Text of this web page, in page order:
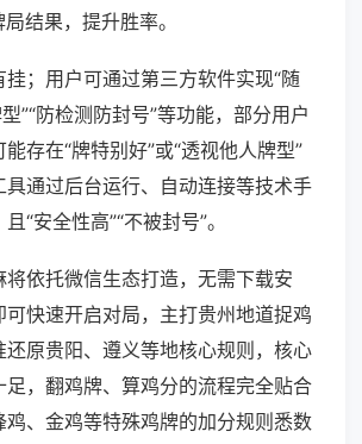
结果，提升胜率。
；用户可通过第三方软件实现“随
”“防检测防封号”等功能，部分用户
存在“牌特别好”或“透视他人牌型”
具通过后台运行、自动连接等技术手
“安全性高”“不被封号”。
依托微信生态打造，无需下载安
快速开启对局，主打贵州地道捉鸡
还原贵阳、遵义等地核心规则，核心
足，翻鸡牌、算鸡分的流程完全贴合
鸡、金鸡等特殊鸡牌的加分规则悉数